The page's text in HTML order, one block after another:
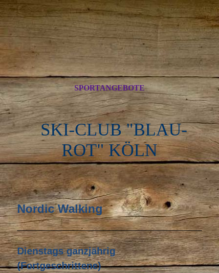
SPORTANGEBOTE
SKI-CLUB "BLAU-
ROT" KÖLN
Nordic Walking
Dienstags ganzjährig
(Fortgeschrittene)